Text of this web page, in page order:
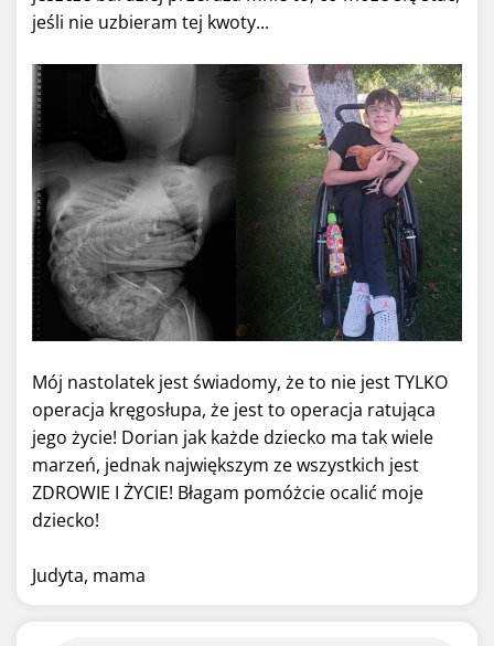
jeśli nie uzbieram tej kwoty...
Mój nastolatek jest świadomy, że to nie jest TYLKO
operacja kręgosłupa, że jest to operacja ratująca
jego życie! Dorian jak każde dziecko ma tak wiele
marzeń, jednak największym ze wszystkich jest
ZDROWIE I ŻYCIE! Błagam pomóżcie ocalić moje
dziecko!
Judyta, mama